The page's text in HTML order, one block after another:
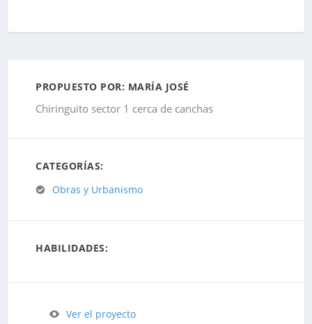
PROPUESTO POR: MARÍA JOSÉ
Chiringuito sector 1 cerca de canchas
CATEGORÍAS:
Obras y Urbanismo
HABILIDADES:
Ver el proyecto